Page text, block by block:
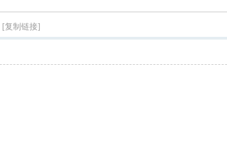
[复制链接]